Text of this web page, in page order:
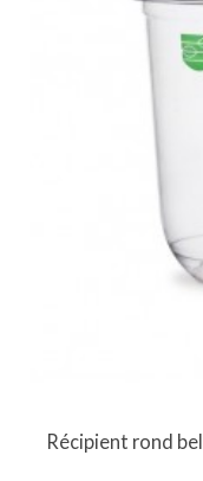
Récipient rond